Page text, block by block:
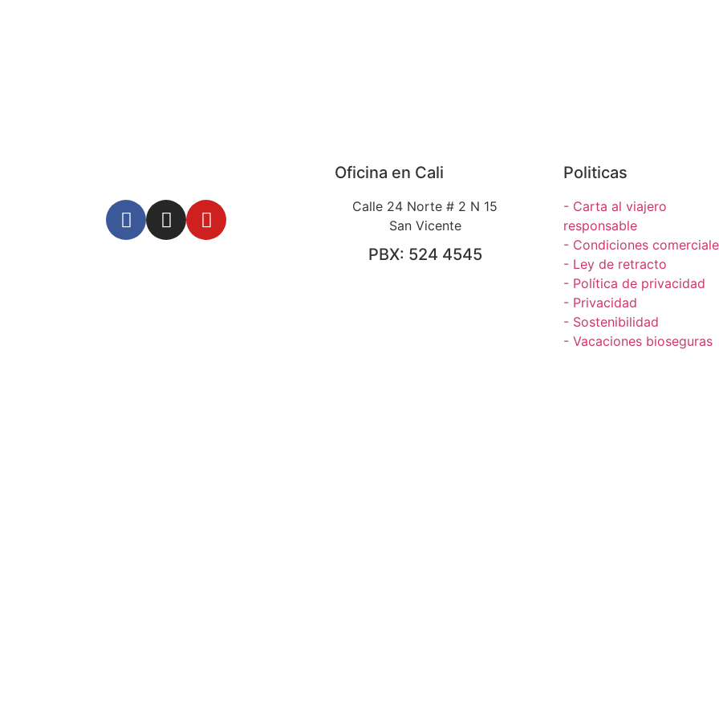
Oficina en Cali
Calle 24 Norte # 2 N 15
San Vicente
PBX: 524 4545​
Politicas
- Carta al viajero
responsable
- Condiciones
- Ley de retracto
- Política de privacidad
- Privacidad
- Sostenibilidad
- Vacaciones bioseguras